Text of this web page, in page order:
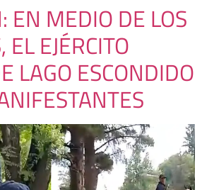
EN MEDIO DE LOS
EJÉRCITO
LAGO ESCONDIDO